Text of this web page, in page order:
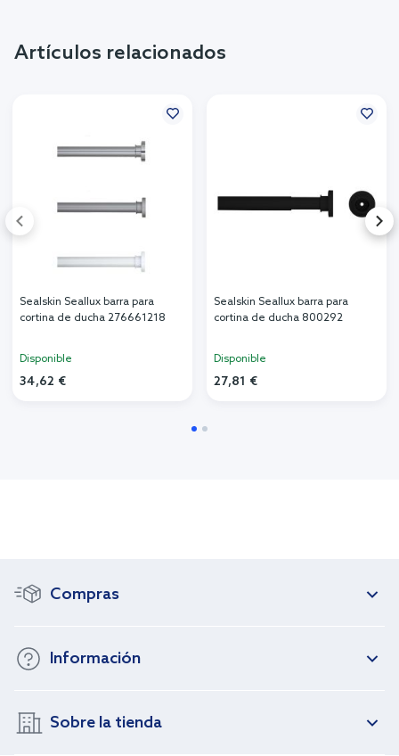
Artículos relacionados
Sealskin Seallux barra para
cortina de ducha 276661218
Disponible
34,62 €
Sealskin Seallux barra para
cortina de ducha 800292
Disponible
27,81 €
Compras
Información
Sobre la tienda